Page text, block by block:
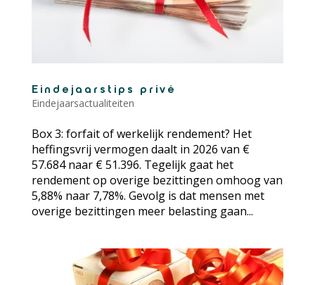
Eindejaarstips privé
Eindejaarsactualiteiten
Box 3: forfait of werkelijk rendement? Het
heffingsvrij vermogen daalt in 2026 van €
57.684 naar € 51.396. Tegelijk gaat het
rendement op overige bezittingen omhoog van
5,88% naar 7,78%. Gevolg is dat mensen met
overige bezittingen meer belasting gaan...